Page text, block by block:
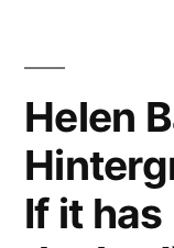
Helen
If it